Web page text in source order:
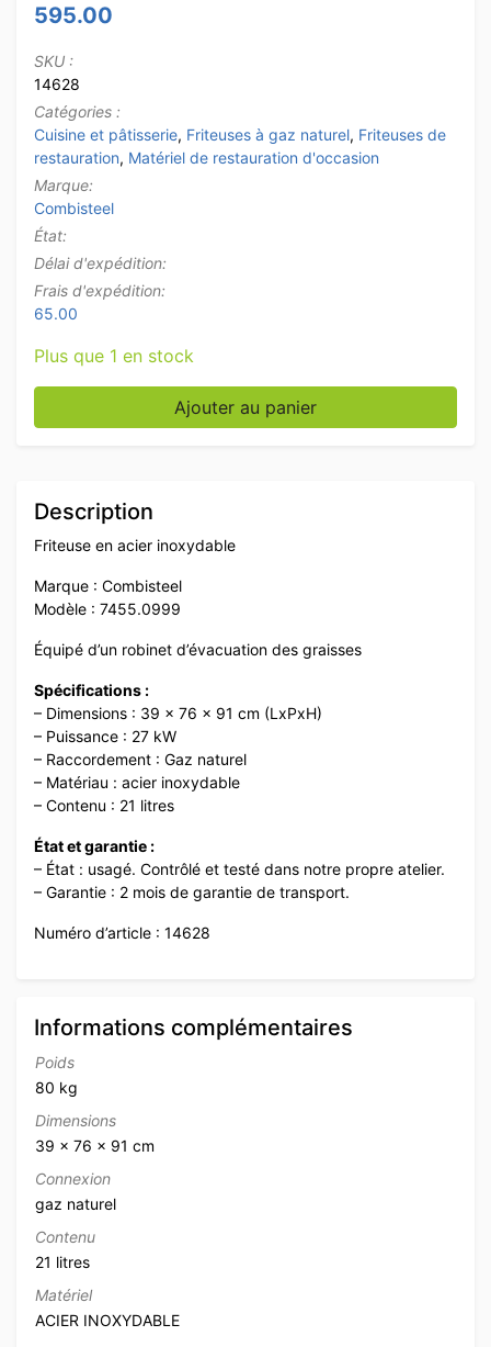
595.00
SKU :
14628
Catégories :
Cuisine et pâtisserie, Friteuses à gaz naturel, Friteuses de
restauration, Matériel de restauration d'occasion
Marque:
Combisteel
État:
Délai d'expédition:
Frais d'expédition:
65.00
Plus que 1 en stock
quantité de Friteuse Combisteel en acier inoxydable
Ajouter au panier
Description
Friteuse en acier inoxydable
Marque : Combisteel
Modèle : 7455.0999
Équipé d’un robinet d’évacuation des graisses
Spécifications :
– Dimensions : 39 x 76 x 91 cm (LxPxH)
– Puissance : 27 kW
– Raccordement : Gaz naturel
– Matériau : acier inoxydable
– Contenu : 21 litres
État et garantie :
– État : usagé. Contrôlé et testé dans notre propre atelier.
– Garantie : 2 mois de garantie de transport.
Numéro d’article : 14628
Informations complémentaires
Poids
80 kg
Dimensions
39 × 76 × 91 cm
Connexion
gaz naturel
Contenu
21 litres
Matériel
ACIER INOXYDABLE